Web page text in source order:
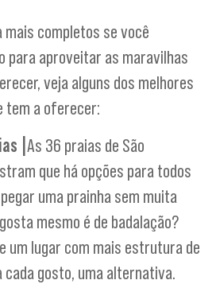
mais completos se você
para aproveitar as maravilhas
veja alguns dos melhores
tem a oferecer:
| As 36 praias de São
que há opções para todos
uma prainha sem muita
mesmo é de badalação?
um lugar com mais estrutura de
cada gosto, uma alternativa.